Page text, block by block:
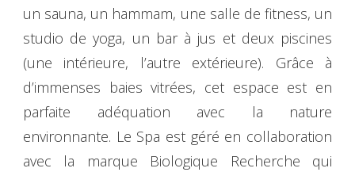
un sauna, un hammam, une salle de fitness, un
studio de yoga, un bar à jus et deux piscines
(une intérieure, l’autre extérieure). Grâce à
d’immenses baies vitrées, cet espace est en
parfaite adéquation avec la nature
environnante. Le Spa est géré en collaboration
avec la marque Biologique Recherche qui